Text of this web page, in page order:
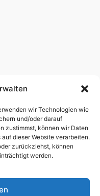
wir Technologien wie
und/oder darauf
zustimmst, können wir Daten
dieser Website verarbeiten.
zurückziehst, können
werden.